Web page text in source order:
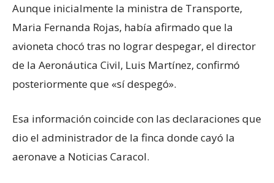
Aunque inicialmente la ministra de Transporte,
Maria Fernanda Rojas, había afirmado que la
avioneta chocó tras no lograr despegar, el director
de la Aeronáutica Civil, Luis Martínez, confirmó
posteriormente que «sí despegó».
Esa información coincide con las declaraciones que
dio el administrador de la finca donde cayó la
aeronave a Noticias Caracol.